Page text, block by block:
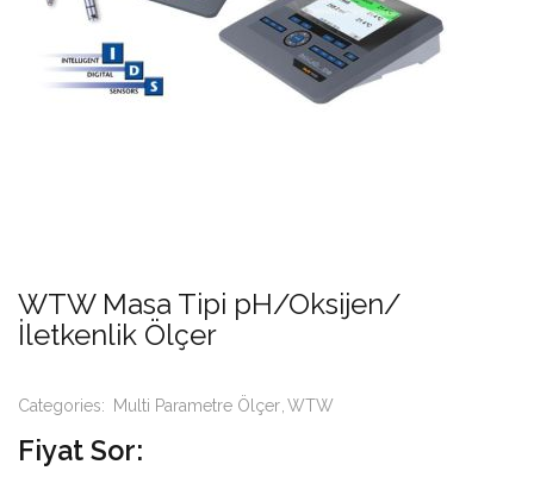
WTW Masa Tipi pH/Oksijen/
İletkenlik Ölçer
Categories: Multi Parametre Ölçer WTW
Fiyat Sor: